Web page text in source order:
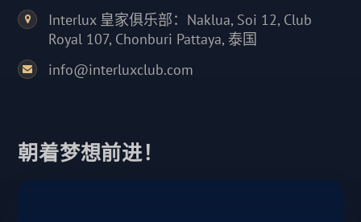
Interlux 皇家俱乐部：Naklua, Soi 12, Club
Royal 107, Chonburi Pattaya, 泰国
info@interluxclub.com
朝着梦想前进！